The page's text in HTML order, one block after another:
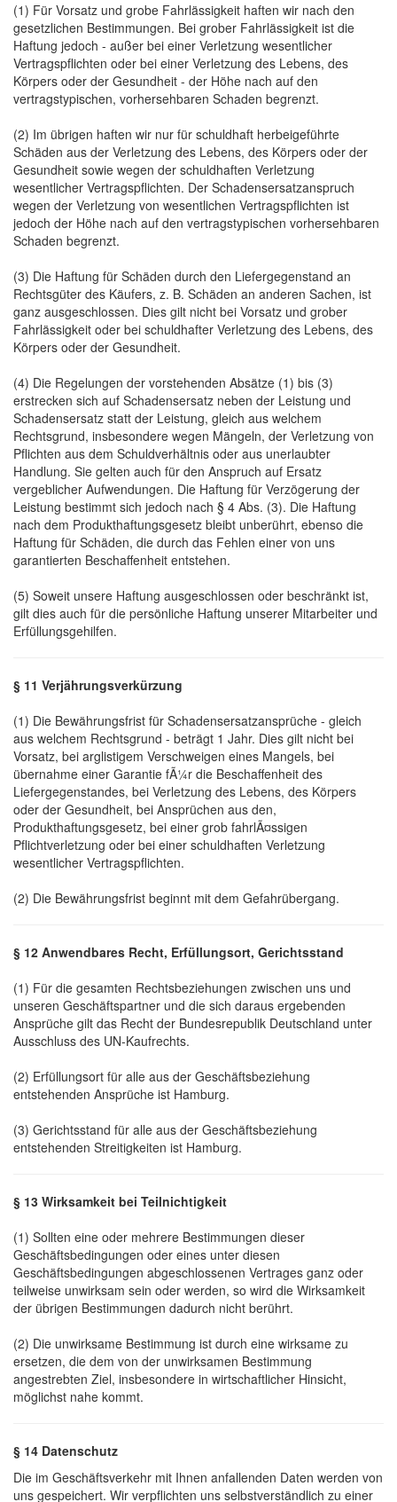
(1) Für Vorsatz und grobe Fahrlässigkeit haften wir nach den
gesetzlichen Bestimmungen. Bei grober Fahrlässigkeit ist die
Haftung jedoch - außer bei einer Verletzung wesentlicher
Vertragspflichten oder bei einer Verletzung des Lebens, des
Körpers oder der Gesundheit - der Höhe nach auf den
vertragstypischen, vorhersehbaren Schaden begrenzt.
(2) Im übrigen haften wir nur für schuldhaft herbeigeführte
Schäden aus der Verletzung des Lebens, des Körpers oder der
Gesundheit sowie wegen der schuldhaften Verletzung
wesentlicher Vertragspflichten. Der Schadensersatzanspruch
wegen der Verletzung von wesentlichen Vertragspflichten ist
jedoch der Höhe nach auf den vertragstypischen vorhersehbaren
Schaden begrenzt.
(3) Die Haftung für Schäden durch den Liefergegenstand an
Rechtsgüter des Käufers, z. B. Schäden an anderen Sachen, ist
ganz ausgeschlossen. Dies gilt nicht bei Vorsatz und grober
Fahrlässigkeit oder bei schuldhafter Verletzung des Lebens, des
Körpers oder der Gesundheit.
(4) Die Regelungen der vorstehenden Absätze (1) bis (3)
erstrecken sich auf Schadensersatz neben der Leistung und
Schadensersatz statt der Leistung, gleich aus welchem
Rechtsgrund, insbesondere wegen Mängeln, der Verletzung von
Pflichten aus dem Schuldverhältnis oder aus unerlaubter
Handlung. Sie gelten auch für den Anspruch auf Ersatz
vergeblicher Aufwendungen. Die Haftung für Verzögerung der
Leistung bestimmt sich jedoch nach § 4 Abs. (3). Die Haftung
nach dem Produkthaftungsgesetz bleibt unberührt, ebenso die
Haftung für Schäden, die durch das Fehlen einer von uns
garantierten Beschaffenheit entstehen.
(5) Soweit unsere Haftung ausgeschlossen oder beschränkt ist,
gilt dies auch für die persönliche Haftung unserer Mitarbeiter und
Erfüllungsgehilfen.
§ 11 Verjährungsverkürzung
(1) Die Bewährungsfrist für Schadensersatzansprüche - gleich
aus welchem Rechtsgrund - beträgt 1 Jahr. Dies gilt nicht bei
Vorsatz, bei arglistigem Verschweigen eines Mangels, bei
übernahme einer Garantie fÃ¼r die Beschaffenheit des
Liefergegenstandes, bei Verletzung des Lebens, des Körpers
oder der Gesundheit, bei Ansprüchen aus den,
Produkthaftungsgesetz, bei einer grob fahrlÃ¤ssigen
Pflichtverletzung oder bei einer schuldhaften Verletzung
wesentlicher Vertragspflichten.
(2) Die Bewährungsfrist beginnt mit dem Gefahrübergang.
§ 12 Anwendbares Recht, Erfüllungsort, Gerichtsstand
(1) Für die gesamten Rechtsbeziehungen zwischen uns und
unseren Geschäftspartner und die sich daraus ergebenden
Ansprüche gilt das Recht der Bundesrepublik Deutschland unter
Ausschluss des UN-Kaufrechts.
(2) Erfüllungsort für alle aus der Geschäftsbeziehung
entstehenden Ansprüche ist Hamburg.
(3) Gerichtsstand für alle aus der Geschäftsbeziehung
entstehenden Streitigkeiten ist Hamburg.
§ 13 Wirksamkeit bei Teilnichtigkeit
(1) Sollten eine oder mehrere Bestimmungen dieser
Geschäftsbedingungen oder eines unter diesen
Geschäftsbedingungen abgeschlossenen Vertrages ganz oder
teilweise unwirksam sein oder werden, so wird die Wirksamkeit
der übrigen Bestimmungen dadurch nicht berührt.
(2) Die unwirksame Bestimmung ist durch eine wirksame zu
ersetzen, die dem von der unwirksamen Bestimmung
angestrebten Ziel, insbesondere in wirtschaftlicher Hinsicht,
möglichst nahe kommt.
§ 14 Datenschutz
Die im Geschäftsverkehr mit Ihnen anfallenden Daten werden von
uns gespeichert. Wir verpflichten uns selbstverständlich zu einer